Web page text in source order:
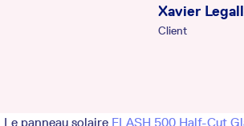
Xavier
Client
Le panneau solaire FLASH 500 Half-Cut